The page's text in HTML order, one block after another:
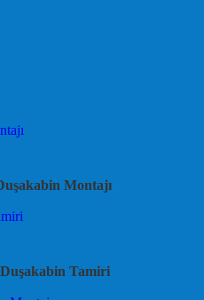
Montajı
Tamiri